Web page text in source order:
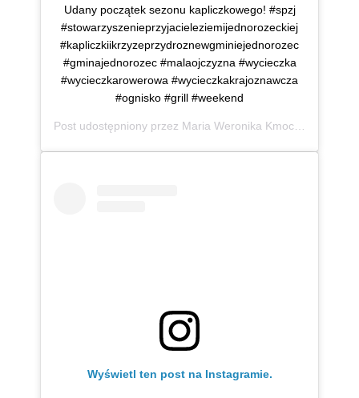
Udany początek sezonu kapliczkowego! #spzj
#stowarzyszenieprzyjacieleziemijednorozeckiej
#kapliczkiikrzyzeprzydroznewgminiejednorozec
#gminajednorozec #malaojczyzna #wycieczka
#wycieczkarowerowa #wycieczkakrajoznawcza
#ognisko #grill #weekend
Post udostępniony przez Maria Weronika Kmoch
Wyświetl ten post na Instagramie.